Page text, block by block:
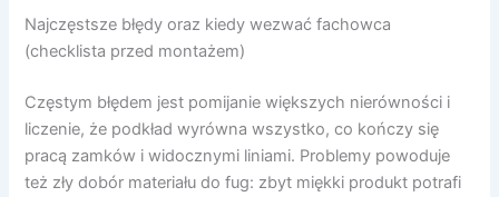
Najczęstsze błędy oraz kiedy wezwać fachowca
(checklista przed montażem)
Częstym błędem jest pomijanie większych nierówności i
liczenie, że podkład wyrówna wszystko, co kończy się
pracą zamków i widocznymi liniami. Problemy powoduje
też zły dobór materiału do fug: zbyt miękki produkt potrafi